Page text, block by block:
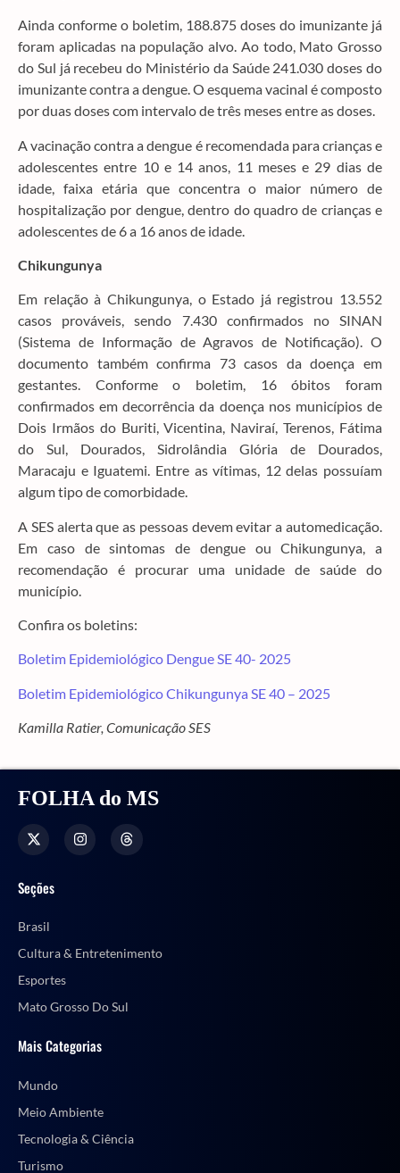
Ainda conforme o boletim, 188.875 doses do imunizante já
foram aplicadas na população alvo. Ao todo, Mato Grosso
do Sul já recebeu do Ministério da Saúde 241.030 doses do
imunizante contra a dengue. O esquema vacinal é composto
por duas doses com intervalo de três meses entre as doses.
A vacinação contra a dengue é recomendada para crianças e
adolescentes entre 10 e 14 anos, 11 meses e 29 dias de
idade, faixa etária que concentra o maior número de
hospitalização por dengue, dentro do quadro de crianças e
adolescentes de 6 a 16 anos de idade.
Chikungunya
Em relação à Chikungunya, o Estado já registrou 13.552
casos prováveis, sendo 7.430 confirmados no SINAN
(Sistema de Informação de Agravos de Notificação). O
documento também confirma 73 casos da doença em
gestantes. Conforme o boletim, 16 óbitos foram
confirmados em decorrência da doença nos municípios de
Dois Irmãos do Buriti, Vicentina, Naviraí, Terenos, Fátima
do Sul, Dourados, Sidrolândia Glória de Dourados,
Maracaju e Iguatemi. Entre as vítimas, 12 delas possuíam
algum tipo de comorbidade.
A SES alerta que as pessoas devem evitar a automedicação.
Em caso de sintomas de dengue ou Chikungunya, a
recomendação é procurar uma unidade de saúde do
município.
Confira os boletins:
Boletim Epidemiológico Dengue SE 40- 2025
Boletim Epidemiológico Chikungunya SE 40 – 2025
Kamilla Ratier, Comunicação SES
FOLHA do MS
Seções
Brasil
Cultura & Entretenimento
Esportes
Mato Grosso Do Sul
Mais Categorias
Mundo
Meio Ambiente
Tecnologia & Ciência
Turismo